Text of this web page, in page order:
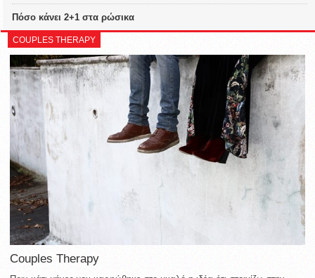
Πόσο κάνει 2+1 στα ρώσικα
COUPLES THERAPY
Couples Therapy